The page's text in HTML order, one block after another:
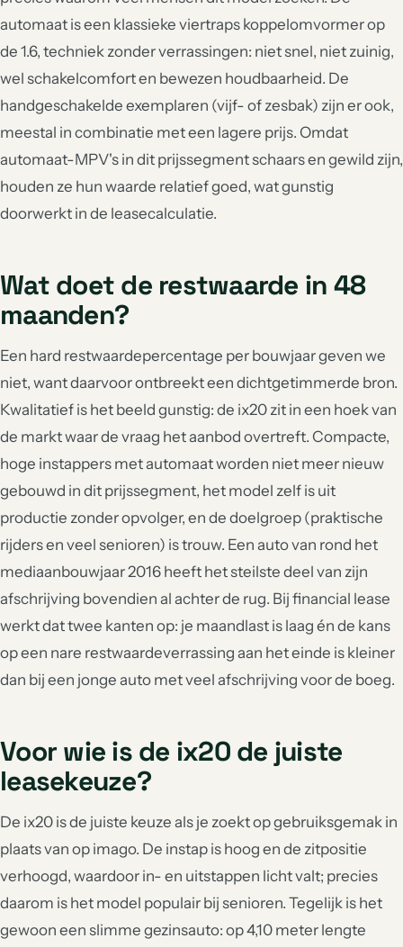
automaat is een klassieke viertraps koppelomvormer op
de 1.6, techniek zonder verrassingen: niet snel, niet zuinig,
wel schakelcomfort en bewezen houdbaarheid. De
handgeschakelde exemplaren (vijf- of zesbak) zijn er ook,
meestal in combinatie met een lagere prijs. Omdat
automaat-MPV's in dit prijssegment schaars en gewild zijn,
houden ze hun waarde relatief goed, wat gunstig
doorwerkt in de leasecalculatie.
Wat doet de restwaarde in 48
maanden?
Een hard restwaardepercentage per bouwjaar geven we
niet, want daarvoor ontbreekt een dichtgetimmerde bron.
Kwalitatief is het beeld gunstig: de ix20 zit in een hoek van
de markt waar de vraag het aanbod overtreft. Compacte,
hoge instappers met automaat worden niet meer nieuw
gebouwd in dit prijssegment, het model zelf is uit
productie zonder opvolger, en de doelgroep (praktische
rijders en veel senioren) is trouw. Een auto van rond het
mediaanbouwjaar 2016 heeft het steilste deel van zijn
afschrijving bovendien al achter de rug. Bij financial lease
werkt dat twee kanten op: je maandlast is laag én de kans
op een nare restwaardeverrassing aan het einde is kleiner
dan bij een jonge auto met veel afschrijving voor de boeg.
Voor wie is de ix20 de juiste
leasekeuze?
De ix20 is de juiste keuze als je zoekt op gebruiksgemak in
plaats van op imago. De instap is hoog en de zitpositie
verhoogd, waardoor in- en uitstappen licht valt; precies
daarom is het model populair bij senioren. Tegelijk is het
gewoon een slimme gezinsauto: op 4,10 meter lengte